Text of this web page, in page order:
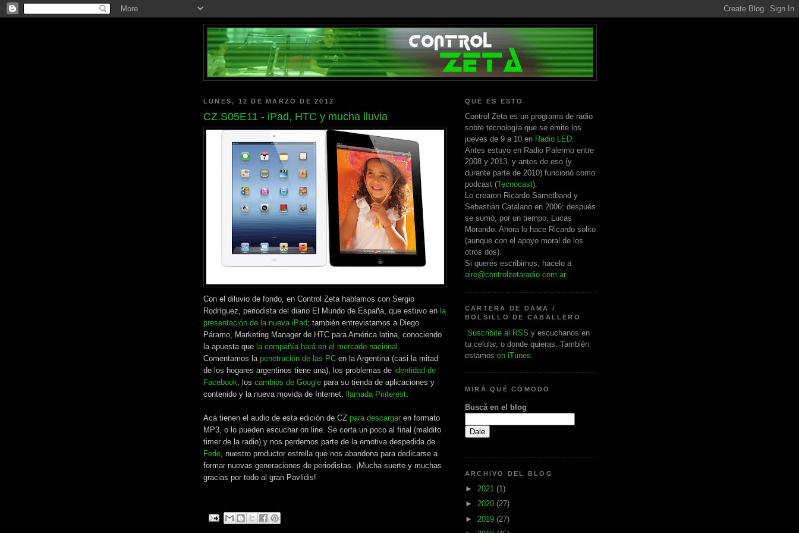
LUNES, 12 DE MARZO DE 2012
CZ.S05E11 - iPad, HTC y mucha lluvia
Con el diluvio de fondo, en Control Zeta hablamos con Sergio
Rodríguez, periodista del diario El Mundo de España, que estuvo en la
presentación de la nueva iPad; también entrevistamos a Diego
Páramo, Marketing Manager de HTC para América latina, conociendo
la apuesta que la compañía hará en el mercado nacional .
Comentamos la penetración de las PC en la Argentina (casi la mitad
de los hogares argentinos tiene una), los problemas de identidad de
Facebook, los cambios de Google para su tienda de aplicaciones y
contenido y la nueva movida de Internet,
llamada Pinterest.
Acá tienen el audio de esta edición de CZ para descargar en formato
MP3, o lo pueden escuchar on line. Se corta un poco al final (maldito
timer de la radio) y nos perdemos parte de la emotiva despedida de
Fede, nuestro productor estrella que nos abandona para dedicarse a
formar nuevas generaciones de periodistas. ¡Mucha suerte y muchas
gracias por todo al gran Pavlidis!
QUÉ ES ESTO
Control Zeta es un programa de radio
sobre tecnología que se emite los
jueves de 9 a 10 en Radio LED.
Antes estuvo en Radio Palermo entre
2008 y 2013, y antes de eso (y
durante parte de 2010) funcionó como
podcast (Tecnocast).
Lo crearon Ricardo Sametband y
Sebastián Catalano en 2006; después
se sumó, por un tiempo, Lucas
Morando. Ahora lo hace Ricardo solito
(aunque con el apoyo moral de los
otros dos).
Si querés escribirnos, hacelo a
aire@controlzetaradio.com.ar
CARTERA DE DAMA /
BOLSILLO DE CABALLERO
Suscribite al RSS y escuchanos en
tu celular, o donde quieras. También
estamos en iTunes
MIRÁ QUÉ CÓMODO
Buscá en el blog
ARCHIVO DEL BLOG
► 2021 (1)
► 2020 (27)
► 2019 (27)